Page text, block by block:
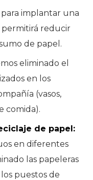
para implantar una
permitirá reducir
de papel.
eliminado el
en los
(vasos,
comida).
de papel:
en diferentes
las papeleras
puestos de